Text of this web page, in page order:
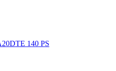
140 PS